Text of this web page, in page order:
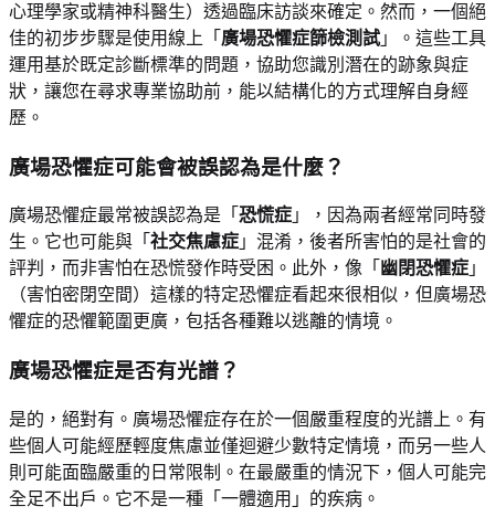
心理學家或精神科醫生）透過臨床訪談來確定。然而，一個絕
佳的初步步驟是使用線上「 廣場恐懼症篩檢測試 」。這些工具
運用基於既定診斷標準的問題，協助您識別潛在的跡象與症
狀，讓您在尋求專業協助前，能以結構化的方式理解自身經
歷。
廣場恐懼症可能會被誤認為是什麼？
廣場恐懼症最常被誤認為是「 恐慌症 」，因為兩者經常同時發
生。它也可能與「 社交焦慮症 」混淆，後者所害怕的是社會的
評判，而非害怕在恐慌發作時受困。此外，像「 幽閉恐懼症 」
（害怕密閉空間）這樣的特定恐懼症看起來很相似，但廣場恐
懼症的恐懼範圍更廣，包括各種難以逃離的情境。
廣場恐懼症是否有光譜？
是的，絕對有。廣場恐懼症存在於一個嚴重程度的光譜上。有
些個人可能經歷輕度焦慮並僅迴避少數特定情境，而另一些人
則可能面臨嚴重的日常限制。在最嚴重的情況下，個人可能完
全足不出戶。它不是一種「一體適用」的疾病。